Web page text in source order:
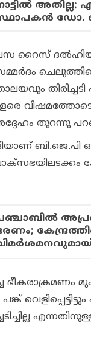
അതില്ല:
ഡോ.
റൈസ്
തിരിച്ചടി
തുറന്നു
ബി.ജെ.പി